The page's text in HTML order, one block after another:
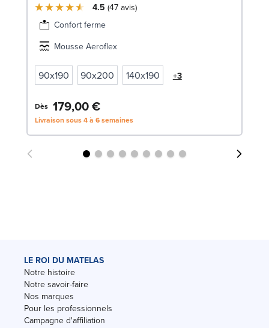
4.5 47 avis
Confort ferme
Mousse Aeroflex
90x190 90x200 140x190 +3
Dès 179,00 €
Livraison sous 4 à 6 semaines
LE ROI DU MATELAS
Notre histoire
Notre savoir-faire
Nos marques
Pour les professionnels
Campagne d'affiliation